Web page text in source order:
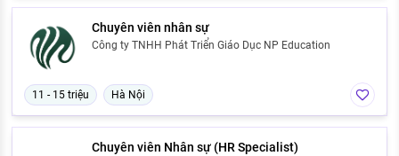
Chuyên viên nhân sự
Công ty TNHH Phát Triển Giáo Dục NP Education
11 - 15 triệu Hà Nội
Chuyên viên Nhân sự (HR Specialist)